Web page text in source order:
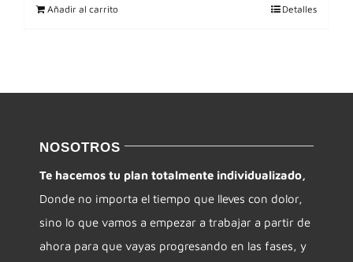
Añadir al carrito Detalles
NOSOTROS
Te hacemos tu plan totalmente individualizado,
Donde no importa el tiempo que lleves con dolor,
sino lo que vamos a empezar a trabajar a partir de
ahora para que vayas progresando en las fases, y